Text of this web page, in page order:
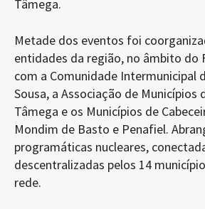
Tâmega.
Metade dos eventos foi
entidades da região, no âmbito do
com a Comunidade Intermunicipal
Sousa, a Associação de Municípios
Tâmega e os Municípios de
Mondim de Basto e Penafiel.
programáticas nucleares,
descentralizadas pelos 14
rede.